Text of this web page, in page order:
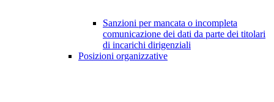
Sanzioni per mancata o incompleta
comunicazione dei dati da parte dei titolari
di incarichi dirigenziali
Posizioni organizzative